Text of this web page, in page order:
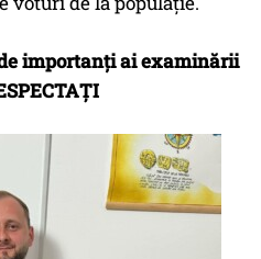
importanți ai examinării